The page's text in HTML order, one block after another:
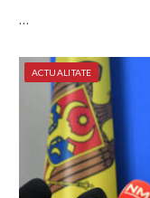
…
ACTUALITATE